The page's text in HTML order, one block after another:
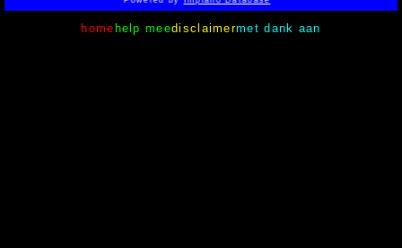
home help meedisclaimermet dank aan